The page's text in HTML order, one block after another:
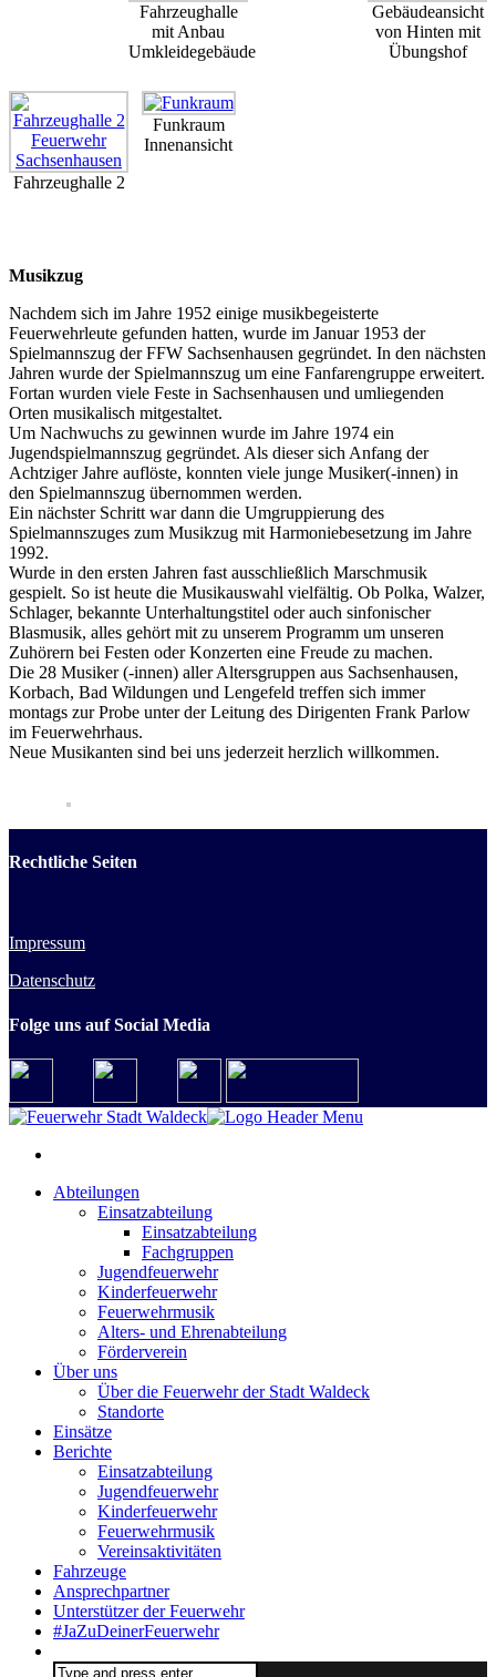
Fahrzeughalle
mit Anbau
Umkleidegebäude
Gebäudeansicht
von Hinten mit
Übungshof
Fahrzeughalle 2
Funkraum
Innenansicht
Musikzug
Nachdem sich im Jahre 1952 einige musikbegeisterte
Feuerwehrleute gefunden hatten, wurde im Januar 1953 der
Spielmannszug der FFW Sachsenhausen gegründet. In den nächsten
Jahren wurde der Spielmannszug um eine Fanfarengruppe erweitert.
Fortan wurden viele Feste in Sachsenhausen und umliegenden
Orten musikalisch mitgestaltet.
Um Nachwuchs zu gewinnen wurde im Jahre 1974 ein
Jugendspielmannszug gegründet. Als dieser sich Anfang der
Achtziger Jahre auflöste, konnten viele junge Musiker(-innen) in
den Spielmannszug übernommen werden.
Ein nächster Schritt war dann die Umgruppierung des
Spielmannszuges zum Musikzug mit Harmoniebesetzung im Jahre
1992.
Wurde in den ersten Jahren fast ausschließlich Marschmusik
gespielt. So ist heute die Musikauswahl vielfältig. Ob Polka, Walzer,
Schlager, bekannte Unterhaltungstitel oder auch sinfonischer
Blasmusik, alles gehört mit zu unserem Programm um unseren
Zuhörern bei Festen oder Konzerten eine Freude zu machen.
Die 28 Musiker (-innen) aller Altersgruppen aus Sachsenhausen,
Korbach, Bad Wildungen und Lengefeld treffen sich immer
montags zur Probe unter der Leitung des Dirigenten Frank Parlow
im Feuerwehrhaus.
Neue Musikanten sind bei uns jederzeit herzlich willkommen.
Rechtliche Seiten
Impressum
Datenschutz
Folge uns auf Social Media
Abteilungen
Einsatzabteilung
Einsatzabteilung
Fachgruppen
Jugendfeuerwehr
Kinderfeuerwehr
Feuerwehrmusik
Alters- und Ehrenabteilung
Förderverein
Über uns
Über die Feuerwehr der Stadt Waldeck
Standorte
Einsätze
Berichte
Einsatzabteilung
Jugendfeuerwehr
Kinderfeuerwehr
Feuerwehrmusik
Vereinsaktivitäten
Fahrzeuge
Ansprechpartner
Unterstützer der Feuerwehr
#JaZuDeinerFeuerwehr
Search